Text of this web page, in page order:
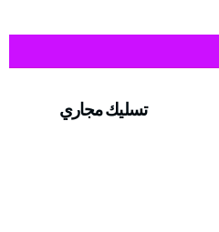
تسليك مجاري